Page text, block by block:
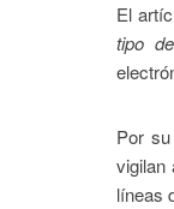
El
tipo
Por
vigilan
líneas